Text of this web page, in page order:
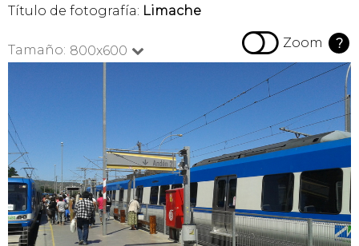
Título de fotografía: Limache
Tamaño: 800x600   Zoom ?